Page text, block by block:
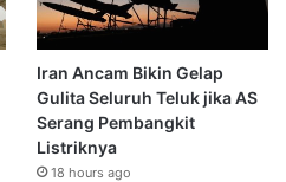
Iran Ancam Bikin Gelap
Gulita Seluruh Teluk jika AS
Serang Pembangkit
Listriknya
18 hours ago